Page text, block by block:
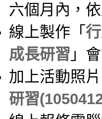
六個月內，
線上製作「
成長研習 」
加上活動照
研習